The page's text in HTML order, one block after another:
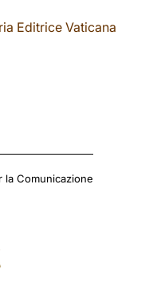
Editrice Vaticana
Comunicazione